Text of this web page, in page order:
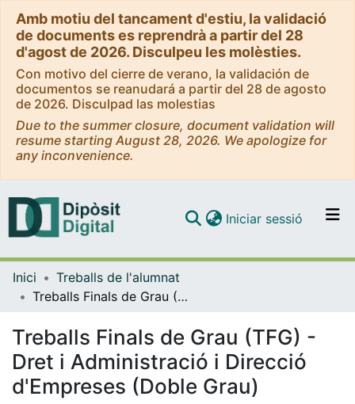
Amb motiu del tancament d'estiu, la validació
de documents es reprendrà a partir del 28
d'agost de 2026. Disculpeu les molèsties.
Con motivo del cierre de verano, la validación de
documentos se reanudará a partir del 28 de agosto
de 2026. Disculpad las molestias
Due to the summer closure, document validation will
resume starting August 28, 2026. We apologize for
any inconvenience.
Navega per tot el DD
Contacte
Iniciar sessió (current)
Inici
Treballs de l'alumnat
Treballs Finals de Grau (TFG) - Dret i Administració i Direcció d'Empreses (Doble Grau)
Treballs Finals de Grau (TFG) -
Dret i Administració i Direcció
d'Empreses (Doble Grau)